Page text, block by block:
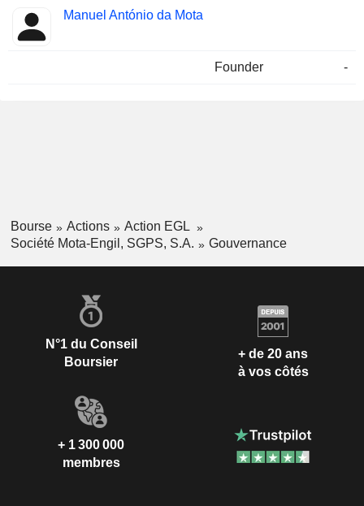
Manuel António da Mota
Founder -
Bourse Actions
Action EGL
Société Mota-Engil, SGPS, S.A.
Gouvernance
N°1 du Conseil
Boursier
+ de 20 ans
à vos côtés
+ 1 300 000
membres